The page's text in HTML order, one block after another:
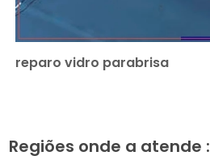
reparo vidro parabrisa
Regiões onde a atende :